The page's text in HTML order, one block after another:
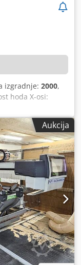
izgradnje: 2000,
hoda X-osi:
, maksimalna
Aukcija